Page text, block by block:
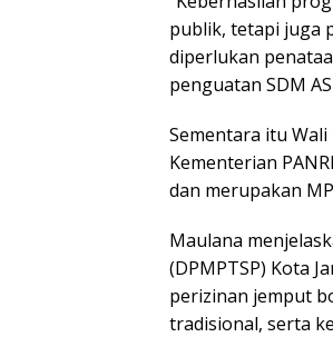
publik, tetapi juga
diperlukan
penguatan SDM
Sementara itu
Kementerian
dan merupakan
Maulana
(DPMPTSP) Kota
perizinan jemput
tradisional, serta